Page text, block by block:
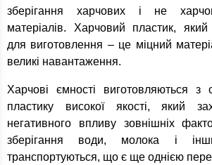
зберігання харчових і не
матеріалів. Харчовий пластик, який
для виготовлення – це міцний
великі навантаження.
Харчові ємності виготовляються з
пластику високої якості, який
негативного впливу зовнішніх
зберігання води, молока і
транспортуються, що є ще однією